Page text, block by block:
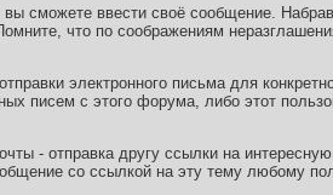
сможете ввести своё сообщение.
что по соображениям
электронного письма для
писем с этого форума, либо этот
- отправка другу ссылки на
со ссылкой на эту тему любому